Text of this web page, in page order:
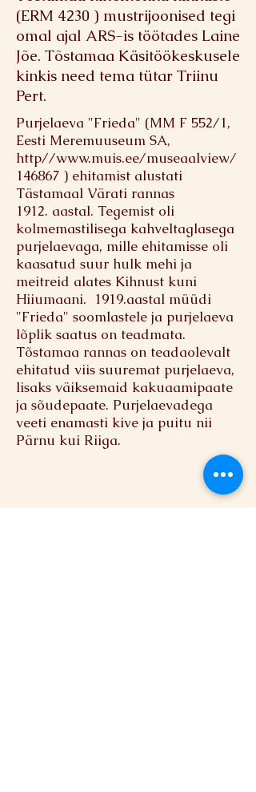
(ERM 4230 ) mustrijoonised tegi
omal ajal ARS-is töötades Laine
Jõe. Tõstamaa Käsitöökeskusele
kinkis need tema tütar Triinu
Pert.
Purjelaeva "Frieda" (MM F 552/1,
Eesti Meremuuseum SA,
http//www.muis.ee/museaalview/
146867 ) ehitamist alustati
Tästamaal Värati rannas
1912. aastal. Tegemist oli
kolmemastilisega kahveltaglasega
purjelaevaga, mille ehitamisse oli
kaasatud suur hulk mehi ja
meitreid alates Kihnust kuni
Hiiumaani. 1919.aastal müüdi
"Frieda" soomlastele ja purjelaeva
lõplik saatus on teadmata.
Tõstamaa rannas on teadaolevalt
ehitatud viis suuremat purjelaeva,
lisaks väiksemaid kakuaamipaate
ja sõudepaate. Purjelaevadega
veeti enamasti kive ja puitu nii
Pärnu kui Riiga.